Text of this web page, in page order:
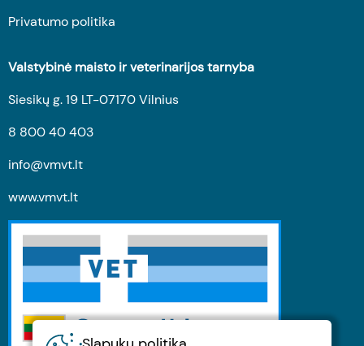
Privatumo politika
Valstybinė maisto ir veterinarijos tarnyba
Siesikų g. 19 LT-07170 Vilnius
8 800 40 403
info@vmvt.lt
www.vmvt.lt